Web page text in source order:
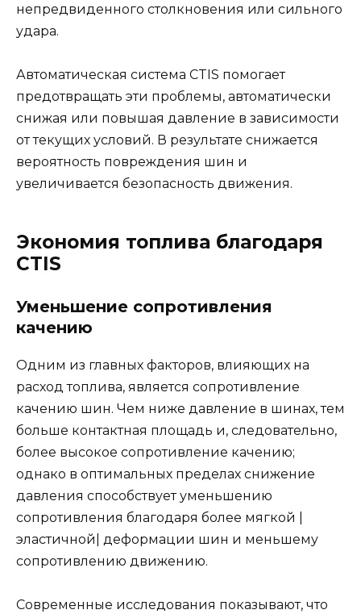
непредвиденного столкновения или сильного
удара.
Автоматическая система CTIS помогает
предотвращать эти проблемы, автоматически
снижая или повышая давление в зависимости
от текущих условий. В результате снижается
вероятность повреждения шин и
увеличивается безопасность движения.
Экономия топлива благодаря
CTIS
Уменьшение сопротивления
качению
Одним из главных факторов, влияющих на
расход топлива, является сопротивление
качению шин. Чем ниже давление в шинах, тем
больше контактная площадь и, следовательно,
более высокое сопротивление качению;
однако в оптимальных пределах снижение
давления способствует уменьшению
сопротивления благодаря более мягкой |
эластичной| деформации шин и меньшему
сопротивлению движению.
Современные исследования показывают, что